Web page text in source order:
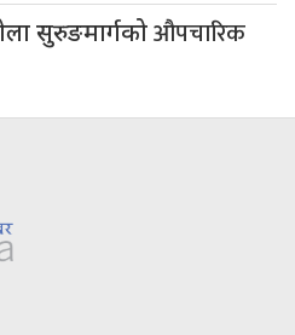
सुरुङमार्गकोऔपचारिक